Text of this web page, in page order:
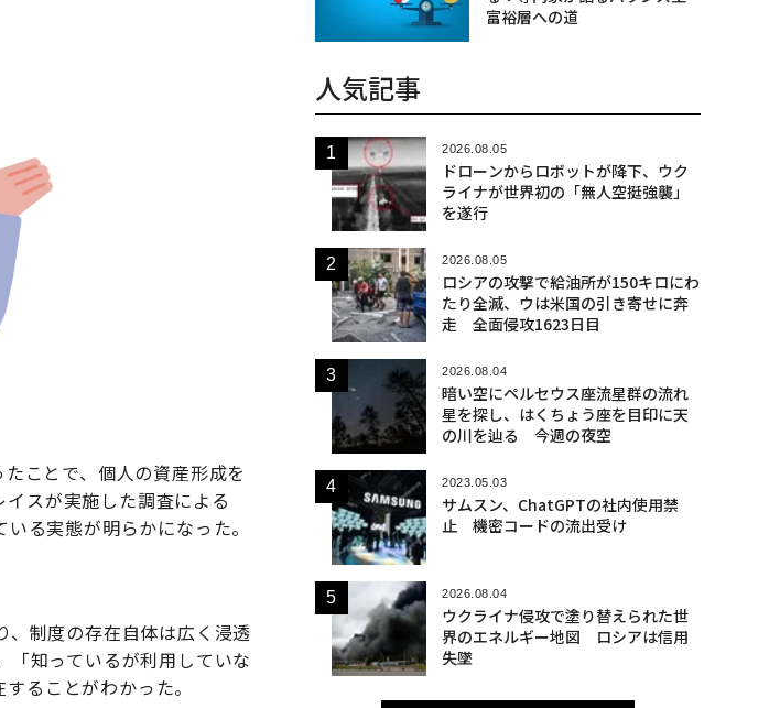
ことで、個人の資産形成を
スが実施した調査による
る実態が明らかになった。
、制度の存在自体は広く浸透
「知っているが利用していな
ることがわかった。
富裕層への道
人気記事
2026.08.05
ドローンからロボットが降下、ウク
ライナが世界初の「無人空挺強襲」
を遂行
2026.08.05
ロシアの攻撃で給油所が150キロにわ
たり全滅、ウは米国の引き寄せに奔
走 全面侵攻1623日目
2026.08.04
暗い空にペルセウス座流星群の流れ
星を探し、はくちょう座を目印に天
の川を辿る 今週の夜空
2023.05.03
サムスン、ChatGPTの社内使用禁
止 機密コードの流出受け
2026.08.04
ウクライナ侵攻で塗り替えられた世
界のエネルギー地図 ロシアは信用
失墜